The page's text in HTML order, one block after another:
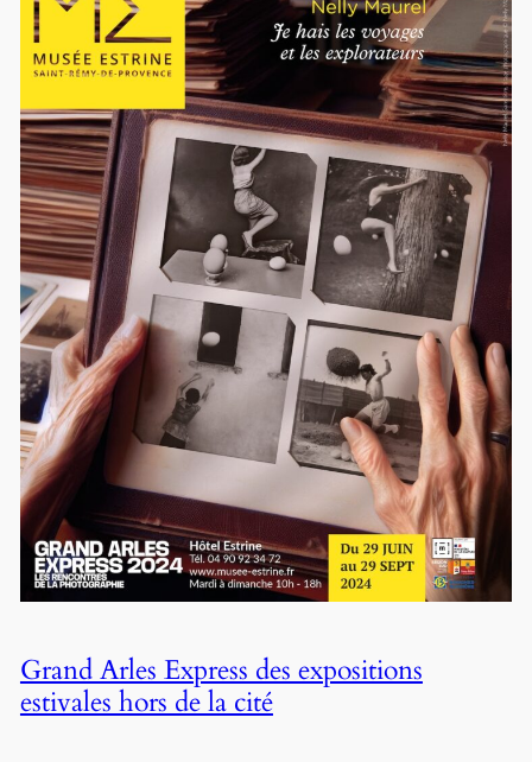
Grand Arles Express des expositions
estivales hors de la cité